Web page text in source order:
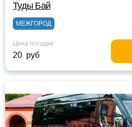
Туды Бай
МЕЖГОРОД
Цена посадки
20 руб